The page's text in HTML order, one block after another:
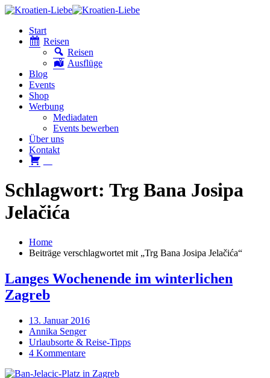
Start
Reisen
Reisen
Ausflüge
Blog
Events
Shop
Werbung
Mediadaten
Events bewerben
Über uns
Kontakt
Schlagwort: Trg Bana Josipa
Jelačića
Home
Beiträge verschlagwortet mit „Trg Bana Josipa Jelačića“
Langes Wochenende im winterlichen
Zagreb
13. Januar 2016
Annika Senger
Urlaubsorte & Reise-Tipps
4 Kommentare